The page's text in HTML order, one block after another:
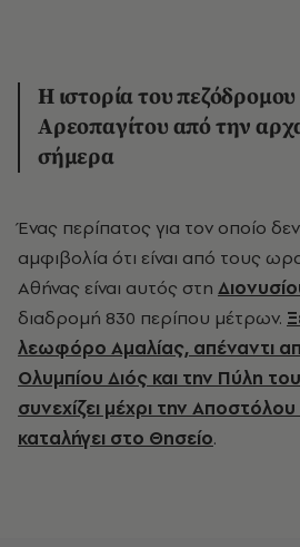
Η ιστορία του πεζόδρομου
Αρεοπαγίτου από την
σήμερα
Ένας περίπατος για τον οποίο δεν χωρά καμία
αμφιβολία ότι είναι από τους
Αθήνας είναι αυτός στη
διαδρομή 830 περίπου μέτρων.
λεωφόρο Αμαλίας, απέναντι
Ολυμπίου Διός και την Πύλη
συνεχίζει μέχρι την
καταλήγει στο Θησείο.